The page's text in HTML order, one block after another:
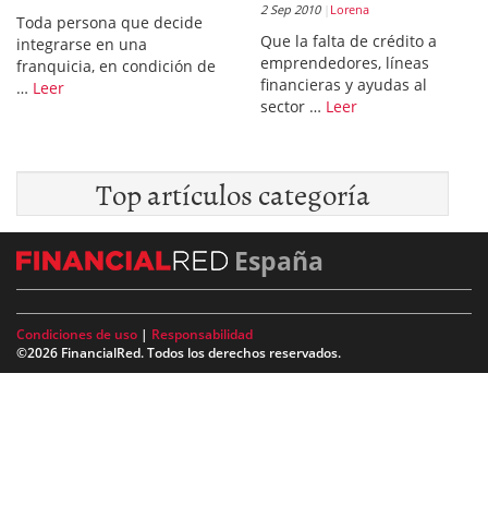
Toda persona que decide
integrarse en una
franquicia, en condición de
… Leer
2 Sep 2010 Lorena
Que la falta de crédito a
emprendedores, líneas
financieras y ayudas al
sector … Leer
Top artículos categoría
España
Condiciones de uso | Responsabilidad
©2026 FinancialRed. Todos los derechos reservados.